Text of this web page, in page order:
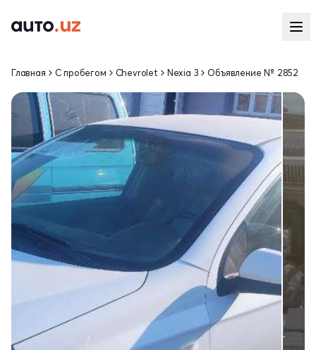
Главная С пробегом Chevrolet Nexia 3 Объявление № 2852